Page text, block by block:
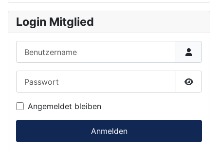
Login Mitglied
Angemeldet bleiben
Anmelden